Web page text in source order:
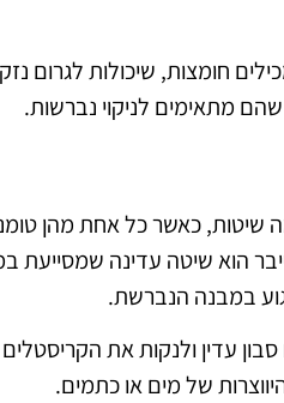
חומצות, שיכולות לגרום
שהם מתאימים לניקוי נברשות.
שיטות, כאשר כל אחת מהן
הוא שיטה עדינה שמסייעת
במבנה הנברשת.
עדין ולנקות את
של מים או כתמים.